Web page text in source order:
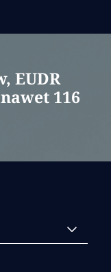
EUDR
116